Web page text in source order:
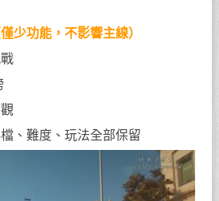
少功能，不影響主線）
、難度、玩法全部保留